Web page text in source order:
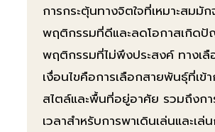
การกระตุ้นทางจิตใจที่เหมาะสมมัก
พฤติกรรมที่ดีและลดโอกาสเกิดปั
พฤติกรรมที่ไม่พึงประสงค์ ทางเลื
เงื่อนไขคือการเลือกสายพันธุ์ที่เข้
สไตล์และพื้นที่อยู่อาศัย รวมถึงก
เวลาสำหรับการพาเดินเล่นและเ